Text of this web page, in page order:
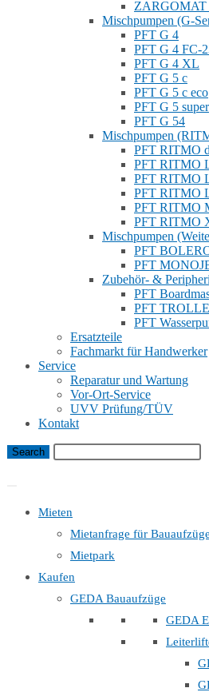
ZARGOMAT
Mischpumpen (G-
PFT G 4
PFT G 4 FC-
PFT G 4 XL
PFT G 5 c
PFT G 5 c eco
PFT G 5 super
PFT G 54
Mischpumpen
PFT RITMO
PFT RITMO
PFT RITMO
PFT RITMO
PFT RITMO
PFT RITMO
Mischpumpen
PFT
PFT
Zubehör- &
PFT
PFT
PFT
Ersatzteile
Fachmarkt für Handwerker
Service
Reparatur und Wartung
Vor-Ort-Service
UVV Prüfung/TÜV
Kontakt
Mieten
Mietanfrage für Bauaufzüge
Mietpark
Kaufen
GEDA Bauaufzüge
GEDA